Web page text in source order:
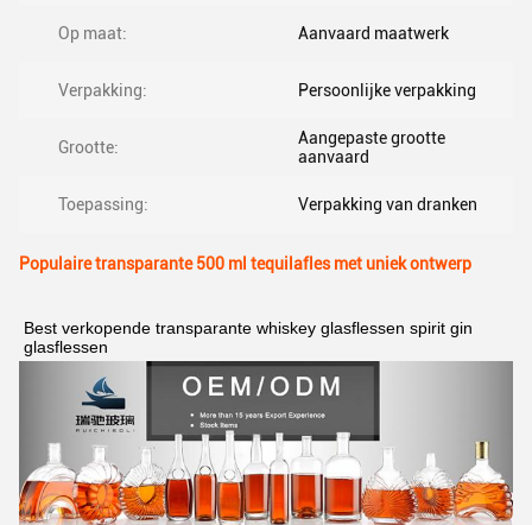
Op maat: Aanvaard maatwerk
Verpakking: Persoonlijke verpakking
Grootte:
Aangepaste grootte
aanvaard
Toepassing: Verpakking van dranken
Populaire transparante 500 ml tequilafles met uniek ontwerp
Best verkopende transparante whiskey glasflessen spirit gin
glasflessen